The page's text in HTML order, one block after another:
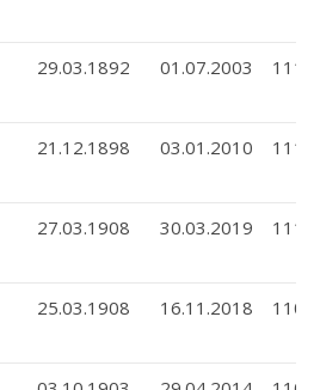
29.03.1892 01.07.2003 111
21.12.1898 03.01.2010 111
27.03.1908 30.03.2019 111
25.03.1908 16.11.2018 110